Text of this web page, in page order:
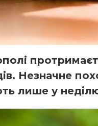
Незначне
лише у